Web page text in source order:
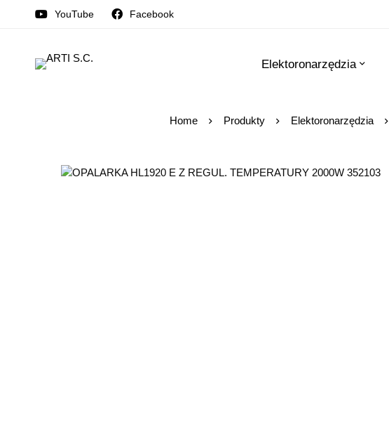
YouTube Facebook
Elektoronarzędzia
Home Produkty Elektoronarzędzia